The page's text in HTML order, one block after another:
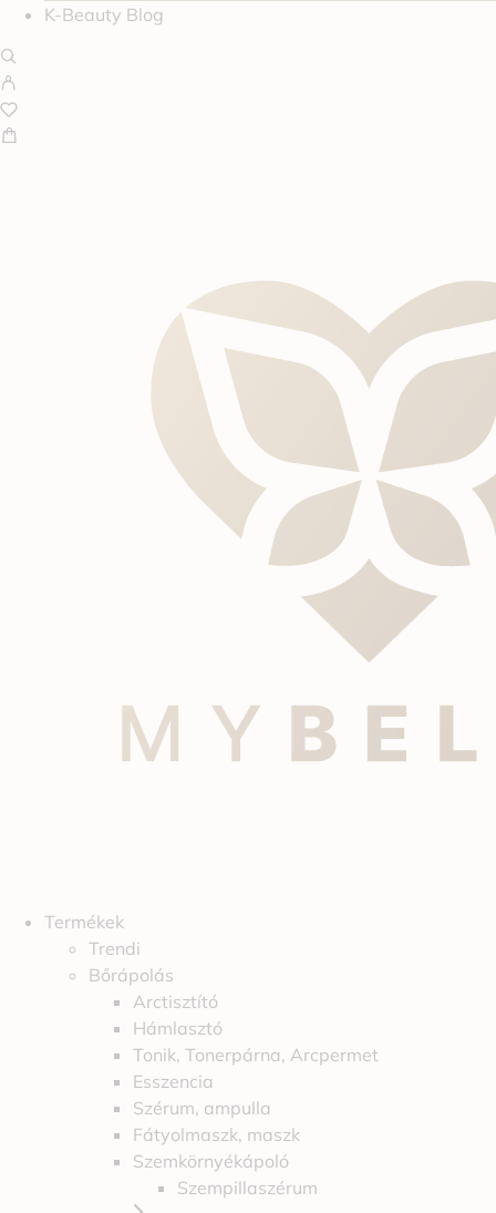
K-Beauty Blog
Termékek
Trendi
Bőrápolás
Arctisztító
Hámlasztó
Tonik, Tonerpárna, Arcpermet
Esszencia
Szérum, ampulla
Fátyolmaszk, maszk
Szemkörnyékápoló
Szempillaszérum